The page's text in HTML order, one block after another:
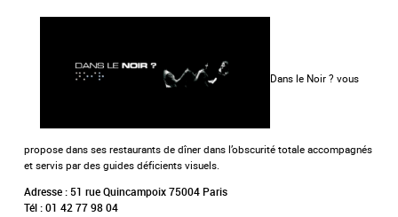
Dans le Noir ? vous
propose dans ses restaurants de dîner dans l’obscurité totale accompagnés
et servis par des guides déficients visuels.
Adresse : 51 rue Quincampoix 75004 Paris
Tél : 01 42 77 98 04